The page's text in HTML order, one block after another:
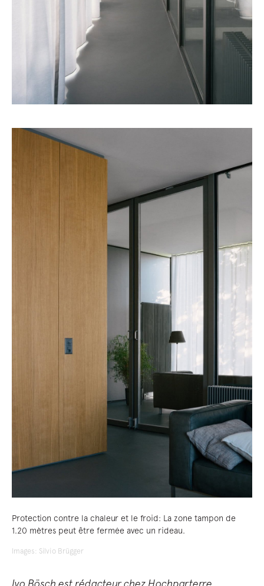
Protection contre la chaleur et le froid: La zone tampon de
1.20 mètres peut être fermée avec un rideau.
Images: Silvio Brügger
Ivo Bösch est rédacteur chez Hochparterre,